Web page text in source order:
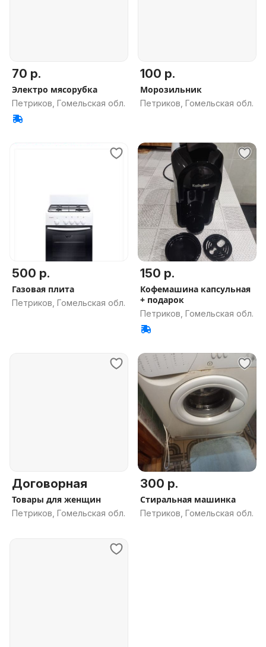
70 р.
Электро мясорубка
Петриков, Гомельская обл.
100 р.
Морозильник
Петриков, Гомельская обл.
500 р.
Газовая плита
Петриков, Гомельская обл.
150 р.
Кофемашина капсульная
+ подарок
Петриков, Гомельская обл.
Договорная
Товары для женщин
Петриков, Гомельская обл.
300 р.
Стиральная машинка
Петриков, Гомельская обл.